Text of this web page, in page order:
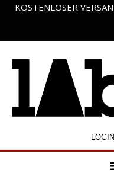
KOSTENLOSER
LOGIN